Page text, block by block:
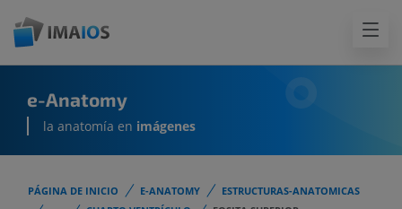
e-Anatomy
la anatomía en imágenes
PÁGINA DE INICIO E-ANATOMY
ESTRUCTURAS-ANATOMICAS